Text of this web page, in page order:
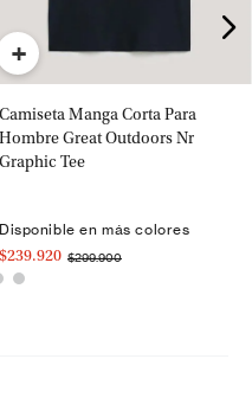
+
Camiseta Manga Corta Para
Hombre Great Outdoors Nr
Graphic Tee
Disponible en más colores
$239.920 $299.900